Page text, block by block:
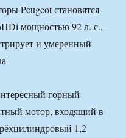
Peugeot становятся
мощностью 92 л. с.,
и умеренный
горный
мотор, входящий в
1,2